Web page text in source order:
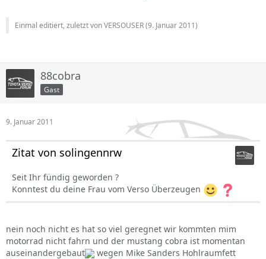
möcht auch eine standheizung einbauen lassen,ist das
hallo alle und moin moin,
wir haben auch vor einen 1/2006 Corolla Verso R1 5013 /
ist der preis i.o. und auf wa soll ich beim kauf achten?
was ist mit der modelreihe 5013/AAZ ...
möcht auch eine standheizung einbauen lassen,ist das
auch möglich.
da der link:
Danke ;-)
Einmal editiert, zuletzt von VERSOUSER (9. Januar 2011)
88cobra
Gast
9. Januar 2011
Zitat von solingennrw
Seit Ihr fündig geworden ?
Konntest du deine Frau vom Verso Überzeugen
nein noch nicht es hat so viel geregnet wir kommten mim
motorrad nicht fahrn und der mustang cobra ist momentan
auseinandergebaut
wegen Mike Sanders Hohlraumfett